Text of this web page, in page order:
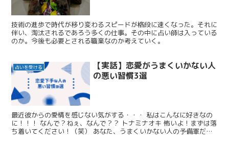
技術の進歩で時代が移り変わるスピードが格段に速くなった。それに
伴い、淘汰されるであろう多くの仕事。その中に占い師は入っている
のか。今後も必要とされる職業なのか考えていく。
占いを受ける
【実話】恋愛がうまくいかない人
の悪い習慣3選
最近彼からの愛情を感じない気がする・・・ 私はこんなに好きなの
に！！！ なんで？ねぇ、なんで？？ トナミナオキ 怖いよ！まずは落
ち着いてください！（笑） あなた、うまくいかない人の予備軍だ